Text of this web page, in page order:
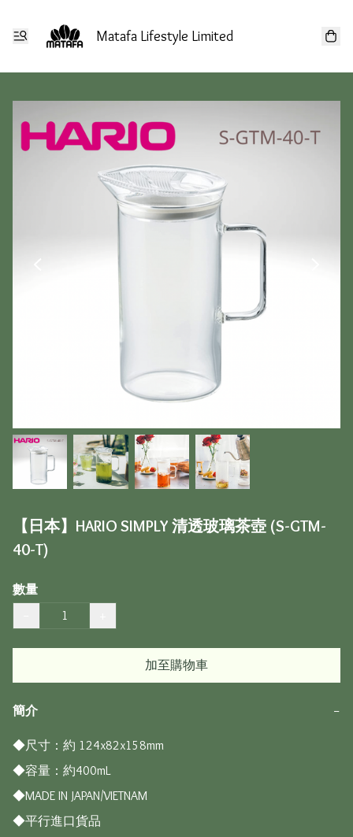
Matafa Lifestyle Limited
【日本】HARIO SIMPLY 清透玻璃茶壺 (S-GTM-
40-T)
數量
加至購物車
簡介 −
◆尺寸：約 124x82x158mm
◆容量：約400mL
◆MADE IN JAPAN/VIETNAM
◆平行進口貨品